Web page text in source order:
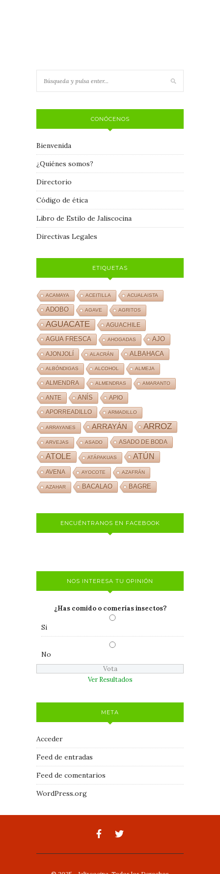
CONÓCENOS
Bienvenida
¿Quiénes somos?
Directorio
Código de ética
Libro de Estilo de Jaliscocina
Directivas Legales
ETIQUETAS
ACAMAYA ACEITILLA ACUALAISTA
ADOBO AGAVE AGRITOS
AGUACATE AGUACHILE
AGUA FRESCA AHOGADAS AJO
AJONJOLÍ ALACRÁN ALBAHACA
ALBÓNDIGAS ALCOHOL ALMEJA
ALMENDRA ALMENDRAS AMARANTO
ANTE ANÍS APIO
APORREADILLO ARMADILLO
ARRAYANES ARRAYÁN ARROZ
ARVEJAS ASADO ASADO DE BODA
ATOLE ATÁPAKUAS ATÚN
AVENA AYOCOTE AZAFRÁN
AZAHAR BACALAO BAGRE
ENCUÉNTRANOS EN FACEBOOK
NOS INTERESA TU OPINIÓN
¿Has comido o comerías insectos?
Si
No
Ver Resultados
META
Acceder
Feed de entradas
Feed de comentarios
WordPress.org